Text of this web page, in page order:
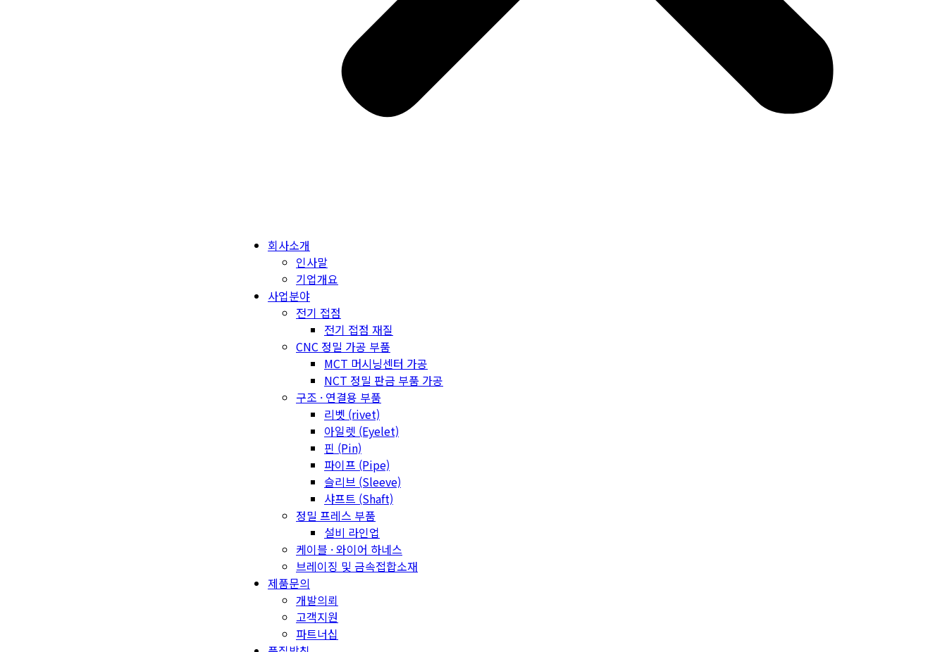
회사소개
인사말
기업개요
사업분야
전기 접점
전기 접점 재질
CNC 정밀 가공 부품
MCT 머시닝센터 가공
NCT 정밀 판금 부품 가공
구조 · 연결용 부품
리벳 (rivet)
아일렛 (Eyelet)
핀 (Pin)
파이프 (Pipe)
슬리브 (Sleeve)
샤프트 (Shaft)
정밀 프레스 부품
설비 라인업
케이블 · 와이어 하네스
브레이징 및 금속접합소재
제품문의
개발의뢰
고객지원
파트너십